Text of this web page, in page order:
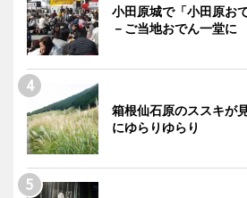
小田原城で「小田原お
－ご当地おでん一堂に
箱根仙石原のススキ
にゆらりゆらり